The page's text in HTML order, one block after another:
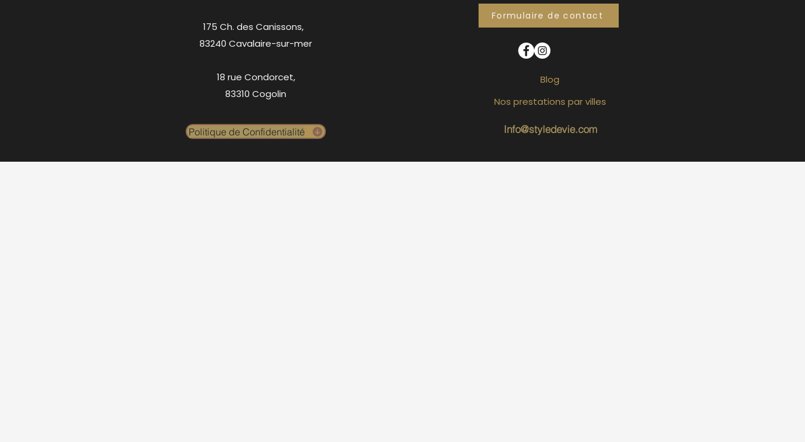
175 Ch. des Canissons,
83240 Cavalaire-sur-mer
18 rue Condorcet,
83310 Cogolin
Politique de Confidentialité
Formulaire de contact
Blog
Info@styledevie.com
Nos prestations par villes